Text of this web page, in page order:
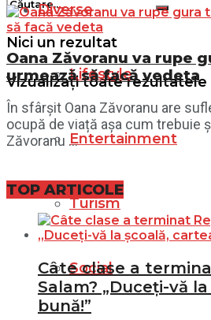
Nici un rezultat
Vizualizați toate rezultatele
Diverse
Lifestyle
Entertainment
Turism
Social
Oana Zăvoranu va rupe
urmează să facă vedeta
În sfârșit Oana Zăvoranu are
ocupă de viață așa cum trebuie
Zăvoranu ...
TOP ARTICOLE
Câte clase a
Salam? „Duceți-vă
bună!”